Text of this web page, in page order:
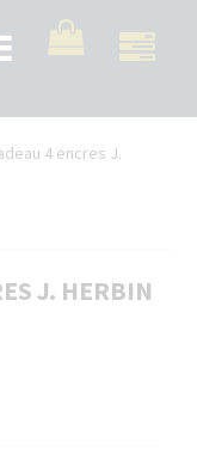
Toggle
navigation
4 encres J.
J. HERBIN